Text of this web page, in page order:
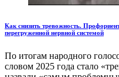
Как снизить тревожность.
перегруженной нервной системой
По итогам народного
словом 2025 года стало